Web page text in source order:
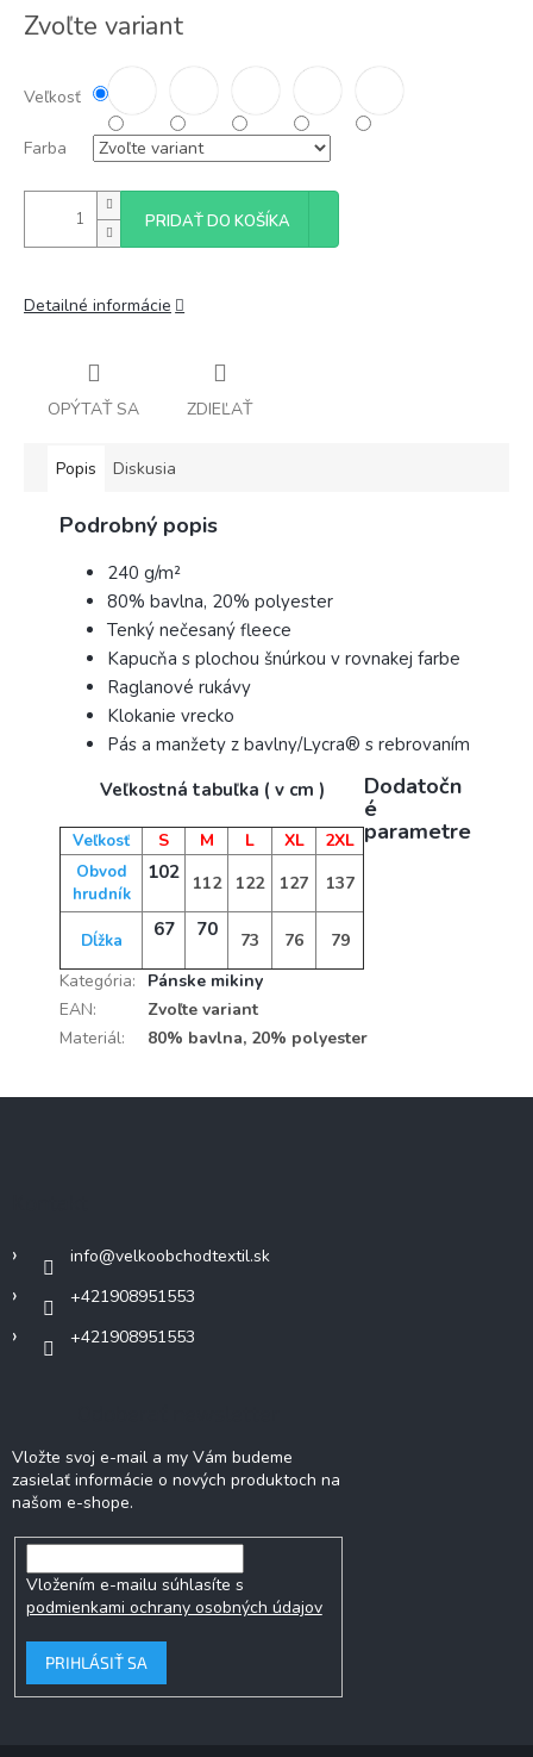
cena:
Zvoľte variant
Veľkosť
Farba
PRIDAŤ DO KOŠÍKA
Detailné informácie
OPÝTAŤ SA ZDIEĽAŤ
Popis Diskusia
Podrobný popis
240 g/m²
80% bavlna, 20% polyester
Tenký nečesaný fleece
Kapucňa s plochou šnúrkou v rovnakej farbe
Raglanové rukávy
Klokanie vrecko
Pás a manžety z bavlny/Lycra® s rebrovaním
Veľkostná tabuľka ( v cm )
Veľkosť S M L XL 2XL
Obvod
hrudník
102 112 122 127 137
Dĺžka 67 70 73 76 79
Dodatočn
é
parametre
Kategória:
Pánske mikiny
EAN:
Zvoľte variant
Materiál: 80% bavlna, 20% polyester
info@velkoobchodtextil.sk
+421908951553
+421908951553
Vložte svoj e-mail a my Vám budeme
zasielať informácie o nových produktoch na
našom e-shope.
Vložením e-mailu súhlasíte s
podmienkami ochrany osobných údajov
PRIHLÁSIŤ SA